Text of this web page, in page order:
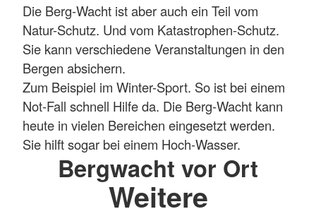
Die Berg-Wacht ist aber auch ein Teil vom
Natur-Schutz. Und vom Katastrophen-Schutz.
Sie kann verschiedene Veranstaltungen in den
Bergen absichern.
Zum Beispiel im Winter-Sport. So ist bei einem
Not-Fall schnell Hilfe da. Die Berg-Wacht kann
heute in vielen Bereichen eingesetzt werden.
Sie hilft sogar bei einem Hoch-Wasser.
Bergwacht vor Ort
Weitere